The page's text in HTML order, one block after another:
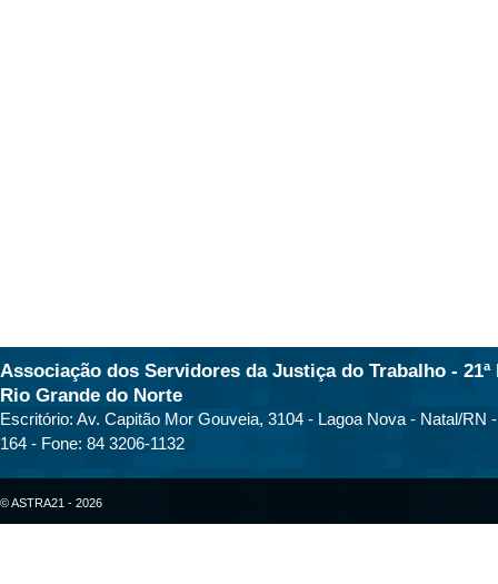
Associação dos Servidores da Justiça do Trabalho - 21ª
Rio Grande do Norte
Escritório: Av. Capitão Mor Gouveia, 3104 - Lagoa Nova - Natal/RN
164 - Fone: 84 3206-1132
© ASTRA21 - 2026